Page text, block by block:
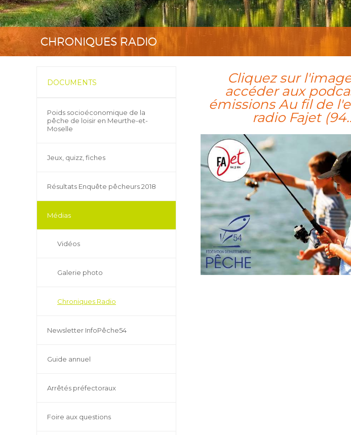
CHRONIQUES RADIO
DOCUMENTS
Poids socioéconomique de la
pêche de loisir en Meurthe-et-
Moselle
Jeux, quizz, fiches
Résultats Enquête pêcheurs 2018
Médias
Vidéos
Galerie photo
Chroniques Radio
Newsletter InfoPêche54
Guide annuel
Arrêtés préfectoraux
Foire aux questions
Cliquez sur
accéder aux
émissions Au fil de
radio Fajet